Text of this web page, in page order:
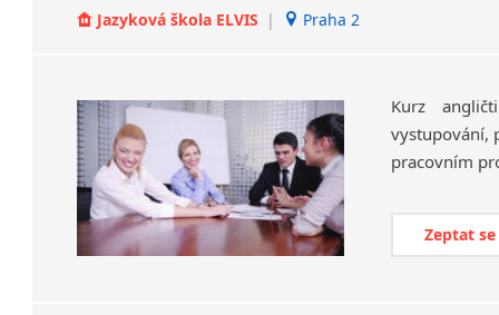
Jazyková škola ELVIS | Praha 2
Kurz
vystupování,
pracovním
Zeptat